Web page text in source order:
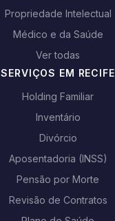
Propriedade Intelectual
Médico e da Saúde
Ver todas
SERVIÇOS EM RECIFE
Holding Familiar
Inventário
Divórcio
Aposentadoria (INSS)
Pensão por Morte
Revisão de Contratos